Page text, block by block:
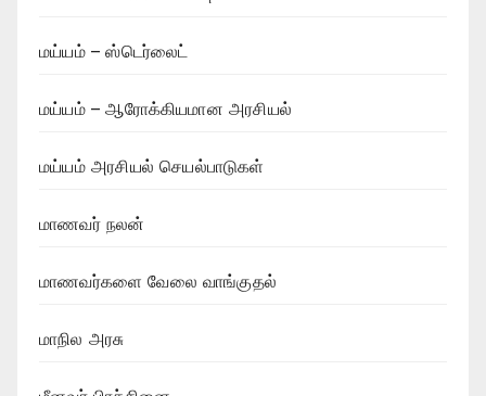
மய்யம் – ஸ்டெர்லைட்
மய்யம் – ஆரோக்கியமான அரசியல்
மய்யம் அரசியல் செயல்பாடுகள்
மாணவர் நலன்
மாணவர்களை வேலை வாங்குதல்
மாநில அரசு